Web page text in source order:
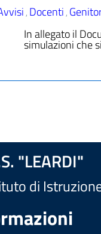
, Docenti,
In allegato il
simulazioni che
"LEARDI"
di